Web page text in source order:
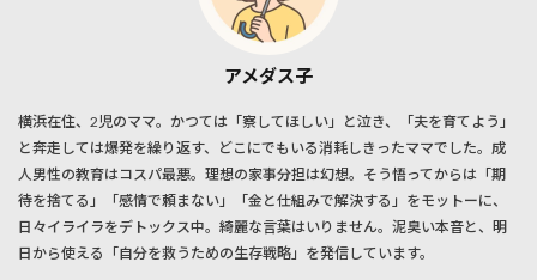
アメダス子
横浜在住、2児のママ。かつては「察してほしい」と泣き、「夫を育てよう」
と奔走しては爆発を繰り返す、どこにでもいる消耗しきったママでした。成
人男性の教育はコスパ最悪。理想の家事分担は幻想。そう悟ってからは「期
待を捨てる」「感情で頼まない」「金と仕組みで解決する」をモットーに、
日々イライラをデトックス中。綺麗な言葉はいりません。泥臭い本音と、明
日から使える「自分を救うための生存戦略」を発信しています。